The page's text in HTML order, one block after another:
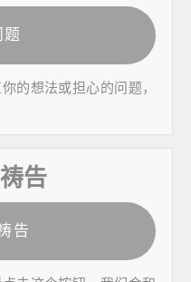
题
的想法或担心的问题，
告
告